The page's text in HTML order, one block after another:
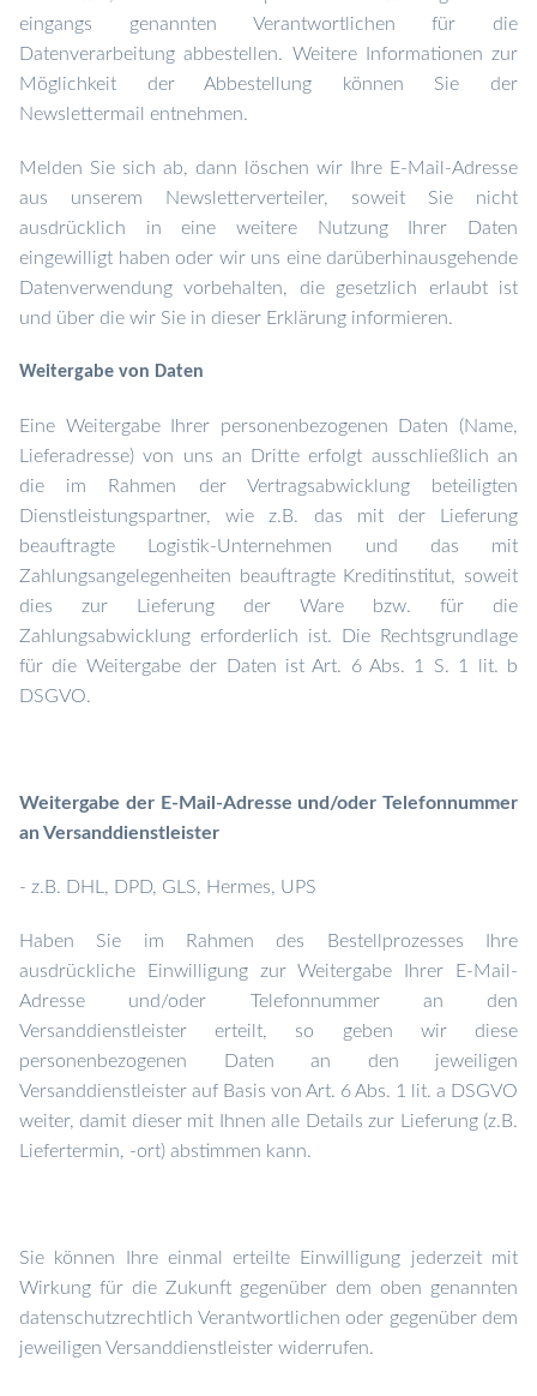
eingangs genannten Verantwortlichen für die
Datenverarbeitung abbestellen. Weitere Informationen zur
Möglichkeit der Abbestellung können Sie der
Newslettermail entnehmen.
Melden Sie sich ab, dann löschen wir Ihre E-Mail-Adresse
aus unserem Newsletterverteiler, soweit Sie nicht
ausdrücklich in eine weitere Nutzung Ihrer Daten
eingewilligt haben oder wir uns eine darüberhinausgehende
Datenverwendung vorbehalten, die gesetzlich erlaubt ist
und über die wir Sie in dieser Erklärung informieren.
Weitergabe von Daten
Eine Weitergabe Ihrer personenbezogenen Daten (Name,
Lieferadresse) von uns an Dritte erfolgt ausschließlich an
die im Rahmen der Vertragsabwicklung beteiligten
Dienstleistungspartner, wie z.B. das mit der Lieferung
beauftragte Logistik-Unternehmen und das mit
Zahlungsangelegenheiten beauftragte Kreditinstitut, soweit
dies zur Lieferung der Ware bzw. für die
Zahlungsabwicklung erforderlich ist. Die Rechtsgrundlage
für die Weitergabe der Daten ist Art. 6 Abs. 1 S. 1 lit. b
DSGVO.
Weitergabe der E-Mail-Adresse und/oder Telefonnummer
an Versanddienstleister
- z.B. DHL, DPD, GLS, Hermes, UPS
Haben Sie im Rahmen des Bestellprozesses Ihre
ausdrückliche Einwilligung zur Weitergabe Ihrer E-Mail-
Adresse und/oder Telefonnummer an den
Versanddienstleister erteilt, so geben wir diese
personenbezogenen Daten an den jeweiligen
Versanddienstleister auf Basis von Art. 6 Abs. 1 lit. a DSGVO
weiter, damit dieser mit Ihnen alle Details zur Lieferung (z.B.
Liefertermin, -ort) abstimmen kann.
Sie können Ihre einmal erteilte Einwilligung jederzeit mit
Wirkung für die Zukunft gegenüber dem oben genannten
datenschutzrechtlich Verantwortlichen oder gegenüber dem
jeweiligen Versanddienstleister widerrufen.